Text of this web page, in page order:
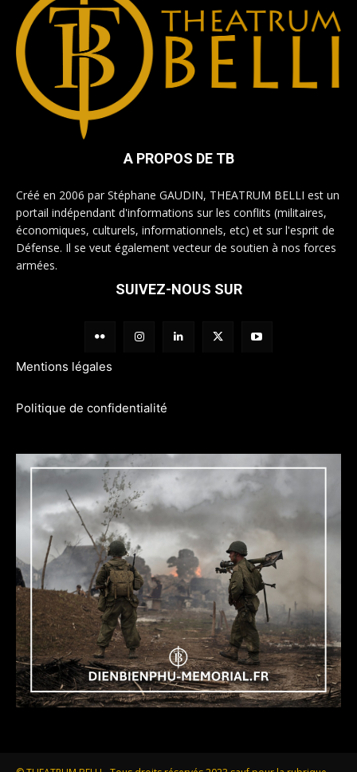
A PROPOS DE TB
Créé en 2006 par Stéphane GAUDIN, THEATRUM BELLI est un
portail indépendant d'informations sur les conflits (militaires,
économiques, culturels, informationnels, etc) et sur l'esprit de
Défense. Il se veut également vecteur de soutien à nos forces
armées.
SUIVEZ-NOUS SUR
Mentions légales
Politique de confidentialité